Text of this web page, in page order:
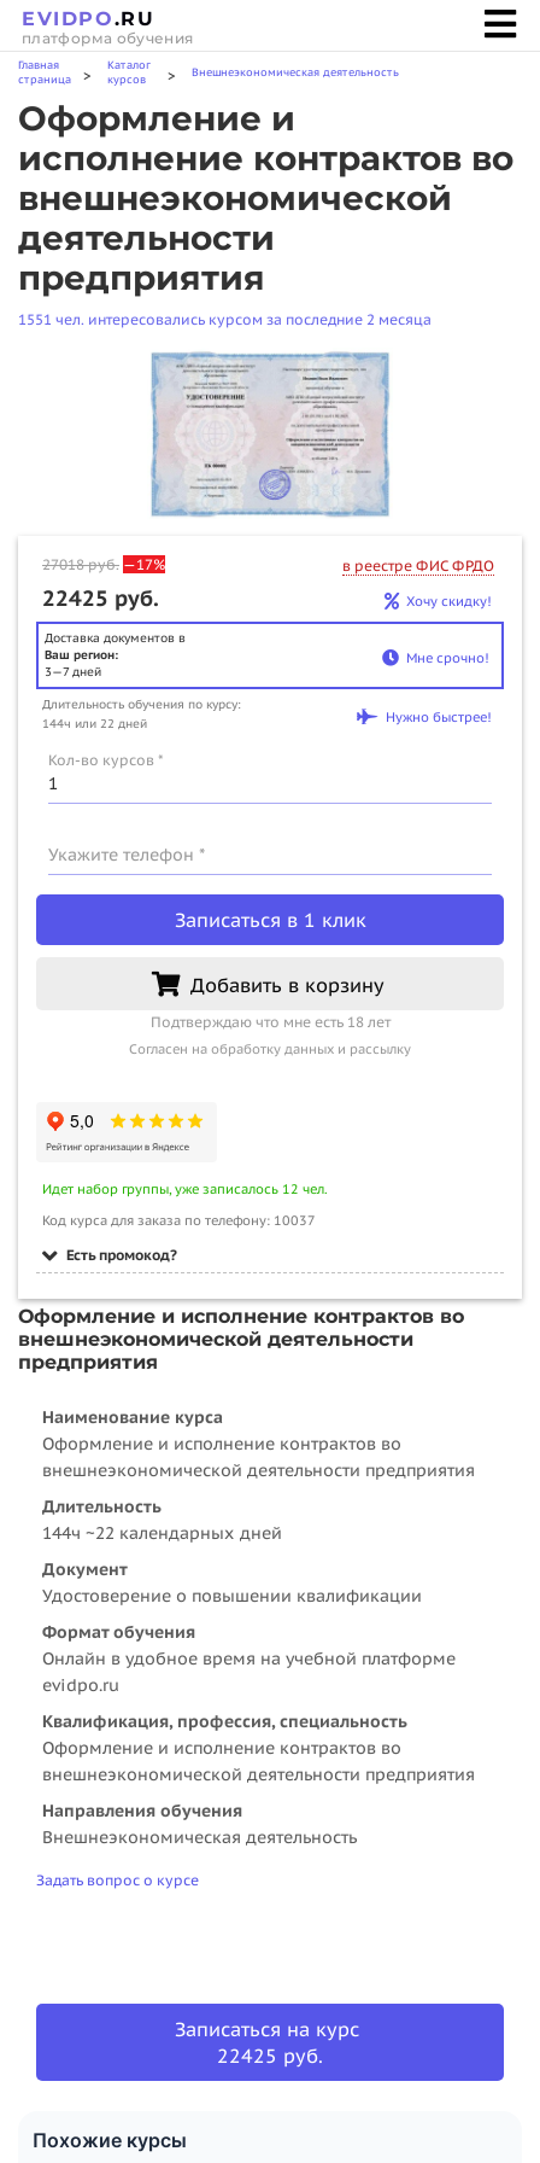
EVIDPO.RU
платформа обучения
Главная
страница
>
Каталог
курсов
> Внешнеэкономическая деятельность
Оформление и
исполнение контрактов во
внешнеэкономической
деятельности
предприятия
1551 чел. интересовались курсом за последние 2 месяца
27018руб. —17% в реестре ФИС ФРДО
22425 руб. Хочу скидку!
Доставка документов в
Ваш регион:
3—7 дней
Мне срочно!
Длительность обучения по курсу:
144ч или 22 дней
Нужно быстрее!
Кол-во курсов *
Укажите телефон *
Записаться в 1 клик
Добавить в корзину
Подтверждаю что мне есть 18 лет
Согласен на обработку данных и рассылку
Идет набор группы, уже записалось 12 чел.
Код курса для заказа по телефону: 10037
Есть промокод?
Оформление и исполнение контрактов во
внешнеэкономической деятельности
предприятия
Наименование курса
Оформление и исполнение контрактов во
внешнеэкономической деятельности предприятия
Длительность
144ч ~22 календарных дней
Документ
Удостоверение о повышении квалификации
Формат обучения
Онлайн в удобное время на учебной платформе
evidpo.ru
Квалификация, профессия, специальность
Оформление и исполнение контрактов во
внешнеэкономической деятельности предприятия
Направления обучения
Внешнеэкономическая деятельность
Задать вопрос о курсе
Записаться на курс
22425 руб.
Похожие курсы